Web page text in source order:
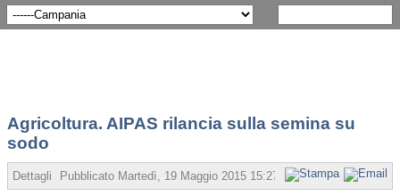
Agricoltura. AIPAS rilancia sulla semina su
sodo
Dettagli Pubblicato Martedì, 19 Maggio 2015 15:27 Scritto da Redazione